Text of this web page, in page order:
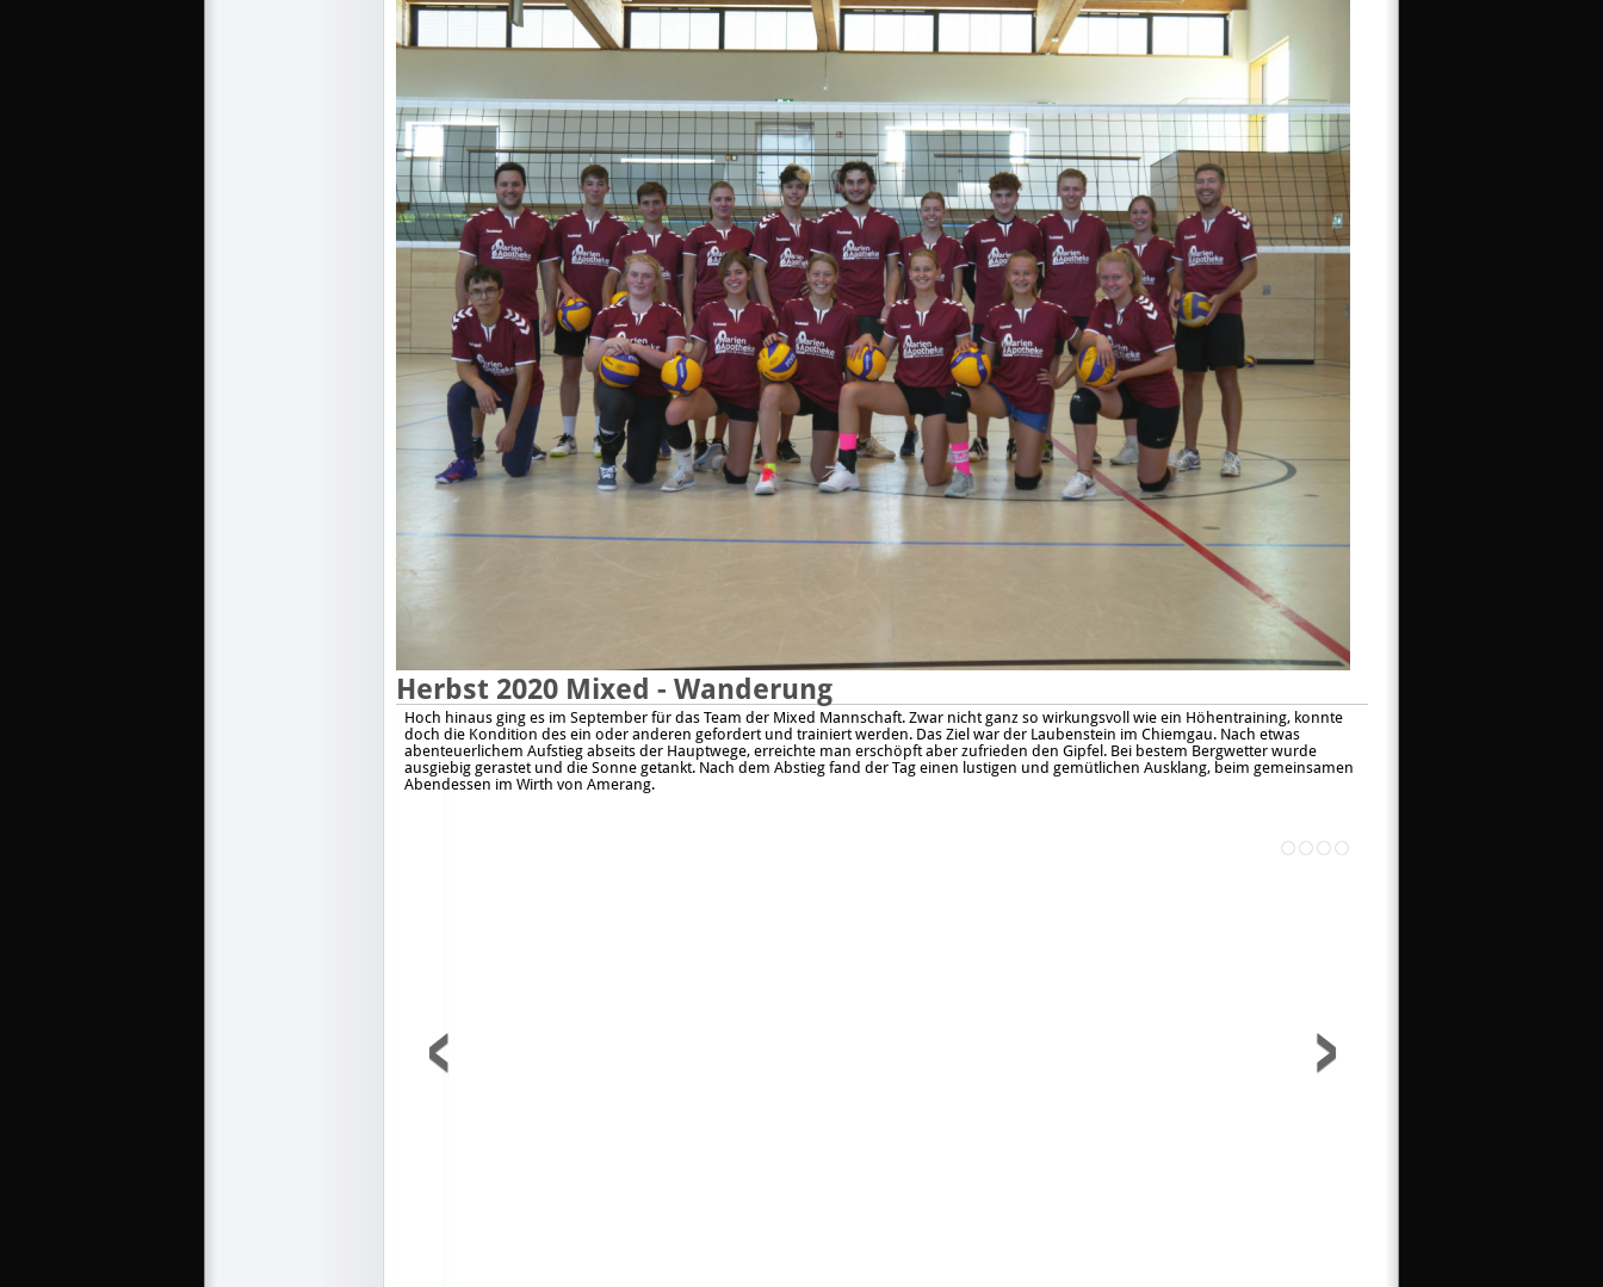
Herbst 2020 Mixed - Wanderung
Hoch hinaus ging es im September für das Team der Mixed Mannschaft. Zwar nicht ganz so wirkungsvoll wie ein Höhentraining, konnte
doch die Kondition des ein oder anderen gefordert und trainiert werden. Das Ziel war der Laubenstein im Chiemgau. Nach etwas
abenteuerlichem Aufstieg abseits der Hauptwege, erreichte man erschöpft aber zufrieden den Gipfel. Bei bestem Bergwetter wurde
ausgiebig gerastet und die Sonne getankt. Nach dem Abstieg fand der Tag einen lustigen und gemütlichen Ausklang, beim gemeinsamen
Abendessen im Wirth von Amerang.
‹ ›